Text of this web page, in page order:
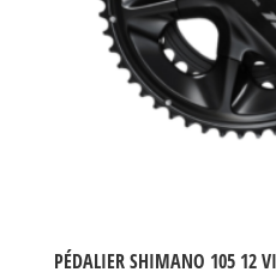
PÉDALIER SHIMANO 105 12